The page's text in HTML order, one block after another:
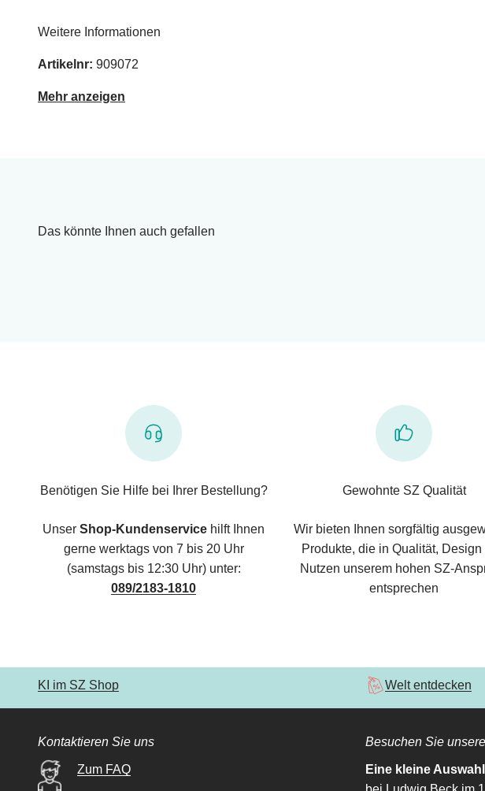
Weitere Informationen
Artikelnr: 909072
Mehr anzeigen
Das könnte Ihnen auch gefallen
Benötigen Sie Hilfe bei Ihrer Bestellung?
Unser Shop-Kundenservice hilft Ihnen
gerne werktags von 7 bis 20 Uhr
(samstags bis 12:30 Uhr) unter:
089/2183-1810
Gewohnte SZ Qualität
Wir bieten Ihnen sorgfältig
Produkte, die in Qualität, Design
Nutzen unserem hohen SZ-
entsprechen
KI im SZ Shop Welt entdecken
Kontaktieren Sie uns
Zum FAQ
Besuchen Sie
Eine kleine